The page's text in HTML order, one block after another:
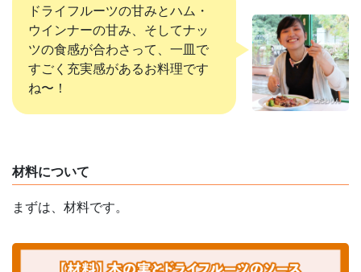
ドライフルーツの甘みとハム・
ウインナーの甘み、そしてナッ
ツの食感が合わさって、一皿で
すごく充実感があるお料理です
ね〜！
材料について
まずは、材料です。